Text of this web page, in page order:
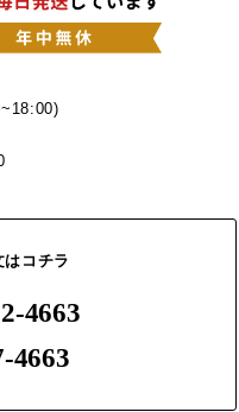
コチラ
4663
4663